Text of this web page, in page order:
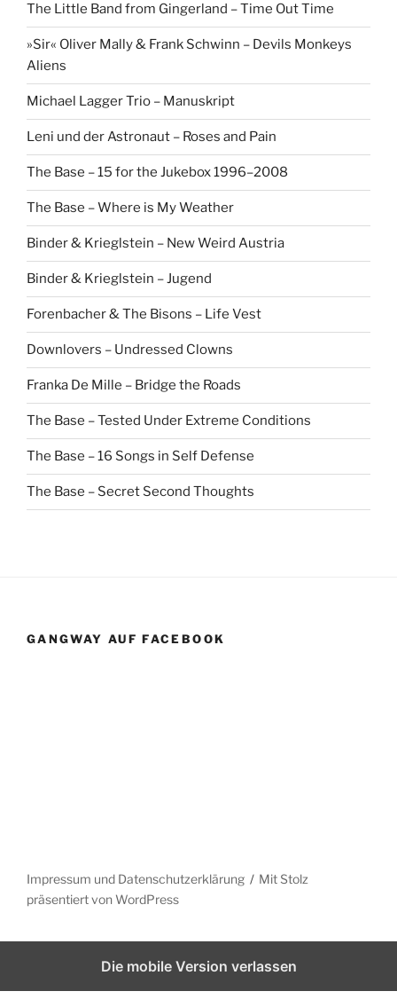
The Little Band from Gingerland – Time Out Time
»Sir« Oliver Mally & Frank Schwinn – Devils Monkeys
Aliens
Michael Lagger Trio – Manuskript
Leni und der Astronaut – Roses and Pain
The Base – 15 for the Jukebox 1996–2008
The Base – Where is My Weather
Binder & Krieglstein – New Weird Austria
Binder & Krieglstein – Jugend
Forenbacher & The Bisons – Life Vest
Downlovers – Undressed Clowns
Franka De Mille – Bridge the Roads
The Base – Tested Under Extreme Conditions
The Base – 16 Songs in Self Defense
The Base – Secret Second Thoughts
GANGWAY AUF FACEBOOK
Impressum und Datenschutzerklärung
Mit Stolz
präsentiert von WordPress
Die mobile Version verlassen